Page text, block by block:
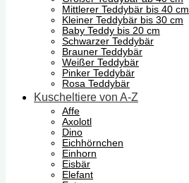
Mittlerer Teddybär bis 40 cm
Kleiner Teddybär bis 30 cm
Baby Teddy bis 20 cm
Schwarzer Teddybär
Brauner Teddybär
Weißer Teddybär
Pinker Teddybär
Rosa Teddybär
Kuscheltiere von A-Z
Affe
Axolotl
Dino
Eichhörnchen
Einhorn
Eisbär
Elefant